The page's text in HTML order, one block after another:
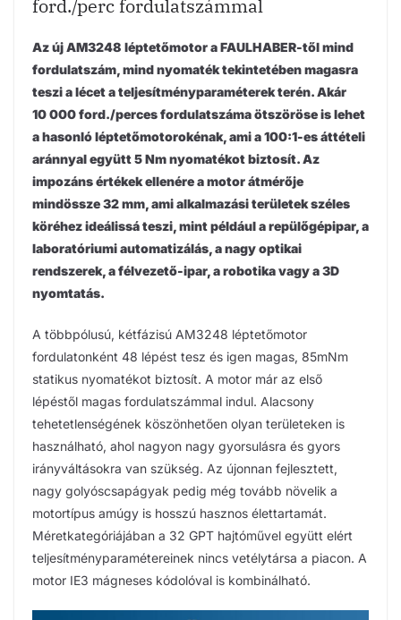
ford./perc fordulatszámmal
Az új AM3248 léptetőmotor a FAULHABER-től mind
fordulatszám, mind nyomaték tekintetében magasra
teszi a lécet a teljesítményparaméterek terén. Akár
10 000 ford./perces fordulatszáma ötszöröse is lehet
a hasonló léptetőmotorokénak, ami a 100:1-es áttételi
aránnyal együtt 5 Nm nyomatékot biztosít. Az
impozáns értékek ellenére a motor átmérője
mindössze 32 mm, ami alkalmazási területek széles
köréhez ideálissá teszi, mint például a repülőgépipar, a
laboratóriumi automatizálás, a nagy optikai
rendszerek, a félvezető-ipar, a robotika vagy a 3D
nyomtatás.
A többpólusú, kétfázisú AM3248 léptetőmotor
fordulatonként 48 lépést tesz és igen magas, 85mNm
statikus nyomatékot biztosít. A motor már az első
lépéstől magas fordulatszámmal indul. Alacsony
tehetetlenségének köszönhetően olyan területeken is
használható, ahol nagyon nagy gyorsulásra és gyors
irányváltásokra van szükség. Az újonnan fejlesztett,
nagy golyóscsapágyak pedig még tovább növelik a
motortípus amúgy is hosszú hasznos élettartamát.
Méretkategóriájában a 32 GPT hajtóművel együtt elért
teljesítményparamétereinek nincs vetélytársa a piacon. A
motor IE3 mágneses kódolóval is kombinálható.